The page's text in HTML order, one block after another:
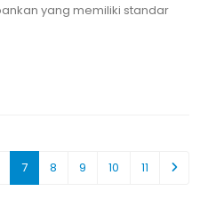
yang memiliki standar
7 8 9 10 11